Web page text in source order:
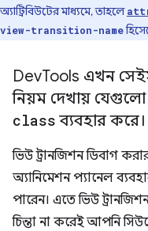
অ্যাট্রিবিউটের মাধ্যমে, তাহলে
view-transition-name
DevTools এখন
নিয়ম দেখায়
class ব্যবহার করে।
ভিউ ট্রানজিশন ডিবাগ
অ্যানিমেশন প্যানেল
পারেন। এতে ভিউ
চিন্তা না করেই আপনি